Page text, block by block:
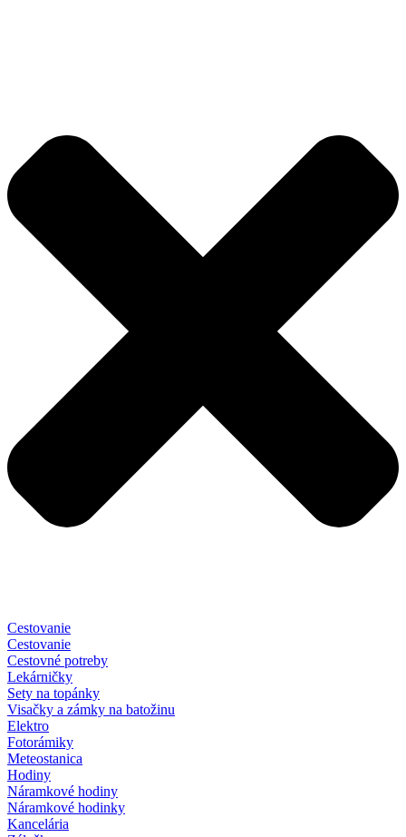
Cestovanie
Cestovanie
Cestovné potreby
Lekárničky
Sety na topánky
Visačky a zámky na batožinu
Elektro
Fotorámiky
Meteostanica
Hodiny
Náramkové hodiny
Náramkové hodinky
Kancelária